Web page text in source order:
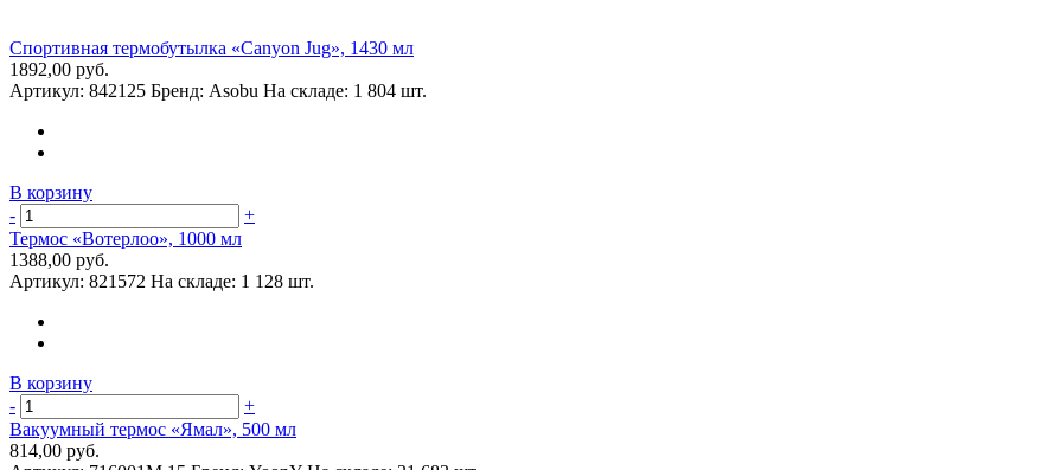
Спортивная термобутылка «Canyon Jug», 1430 мл
1892,00 руб.
Артикул: 842125 Бренд: Asobu На складе: 1 804 шт.
В корзину
-
+
Термос «Вотерлоо», 1000 мл
1388,00 руб.
Артикул: 821572 На складе: 1 128 шт.
В корзину
-
+
Вакуумный термос «Ямал», 500 мл
814,00 руб.